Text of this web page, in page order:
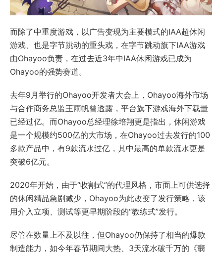
而除了中重度游戏，以广告变现为主要模式的IAA超休闲
游戏、也是字节跳动的重头戏，在字节跳动旗下IAA游戏
由Ohayoo负责，在过去近3年中IAA休闲游戏已成为
Ohayoo的强势赛道。
去年9月举行的Ohayoo开发者大会上，Ohayoo海外市场
与合作商务总监王雨帆曾透露，平台旗下游戏海外下载量
已经过亿。而Ohayoo总经理徐培翔更是指出，休闲游戏
是一个规模约500亿的大市场，在Ohayoo过去发行的100
多款产品中，有9款流水过亿，其中最高的单款流水更是
突破6亿元。
2020年开始，由于“收割式”的代理风格，市面上可供选择
的休闲精品急剧减少，Ohayoo为此改变了发行策略，该
用介入立项、测试等更早期阶段的“教练式”发行。
尽管在数量上不及以往，但Ohayoo仍保持了相当的爆款
制造能力，如今年春节期间大热、3天流水破千万的《翡